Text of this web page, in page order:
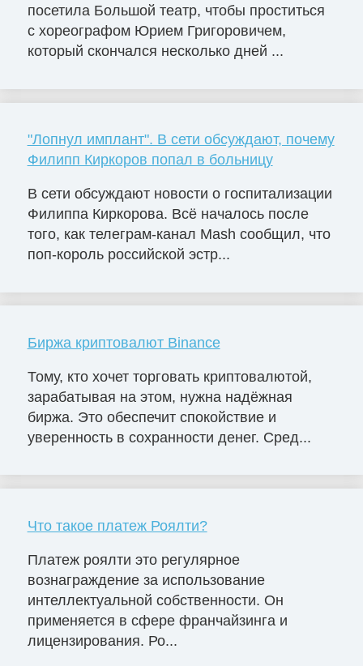
посетила Большой театр, чтобы проститься
с хореографом Юрием Григоровичем,
который скончался несколько дней ...
"Лопнул имплант". В сети обсуждают, почему
Филипп Киркоров попал в больницу
В сети обсуждают новости о госпитализации
Филиппа Киркорова. Всё началось после
того, как телеграм-канал Mash сообщил, что
поп-король российской эстр...
Биржа криптовалют Binance
Тому, кто хочет торговать криптовалютой,
зарабатывая на этом, нужна надёжная
биржа. Это обеспечит спокойствие и
уверенность в сохранности денег. Сред...
Что такое платеж Роялти?
Платеж роялти это регулярное
вознаграждение за использование
интеллектуальной собственности. Он
применяется в сфере франчайзинга и
лицензирования. Ро...